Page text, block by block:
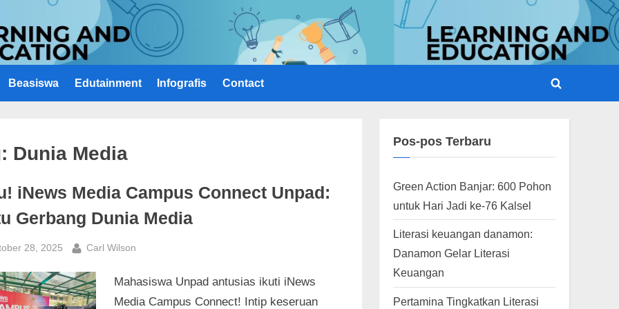
Beasiswa Edutainment Infografis Contact
Toggle
Dunia Media
iNews Media Campus Connect Unpad:
Gerbang Dunia Media
28, 2025 By
Carl Wilson
Mahasiswa Unpad antusias ikuti iNews
Media Campus Connect! Intip keseruan
Pos-pos Terbaru
Green Action Banjar: 600 Pohon
untuk Hari Jadi ke-76 Kalsel
Literasi keuangan danamon:
Danamon Gelar Literasi
Keuangan
Pertamina Tingkatkan Literasi